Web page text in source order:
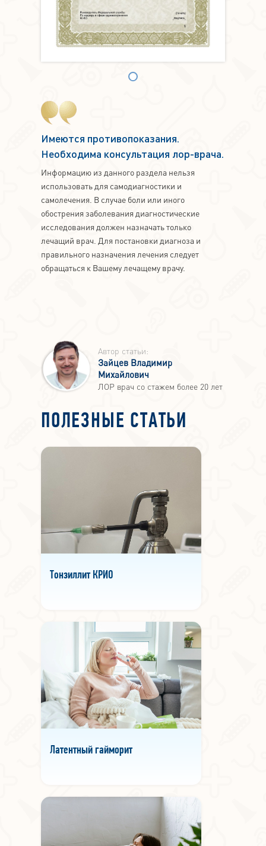
Имеются противопоказания.
Необходима консультация лор-врача.
Информацию из данного раздела нельзя
использовать для самодиагностики и
самолечения. В случае боли или иного
обострения заболевания диагностические
исследования должен назначать только
лечащий врач. Для постановки диагноза и
правильного назначения лечения следует
обращаться к Вашему лечащему врачу.
Автор статьи:
Зайцев Владимир
Михайлович
ЛОР врач со стажем более 20 лет
ПОЛЕЗНЫЕ СТАТЬИ
Тонзиллит КРИО
Латентный гайморит